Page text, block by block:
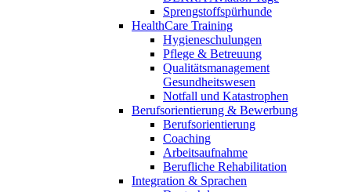
Sprengstoffspürhunde
HealthCare Training
Hygieneschulungen
Pflege & Betreuung
Qualitätsmanagement
Gesundheitswesen
Notfall und Katastrophen
Berufsorientierung & Bewerbung
Berufsorientierung
Coaching
Arbeitsaufnahme
Berufliche Rehabilitation
Integration & Sprachen